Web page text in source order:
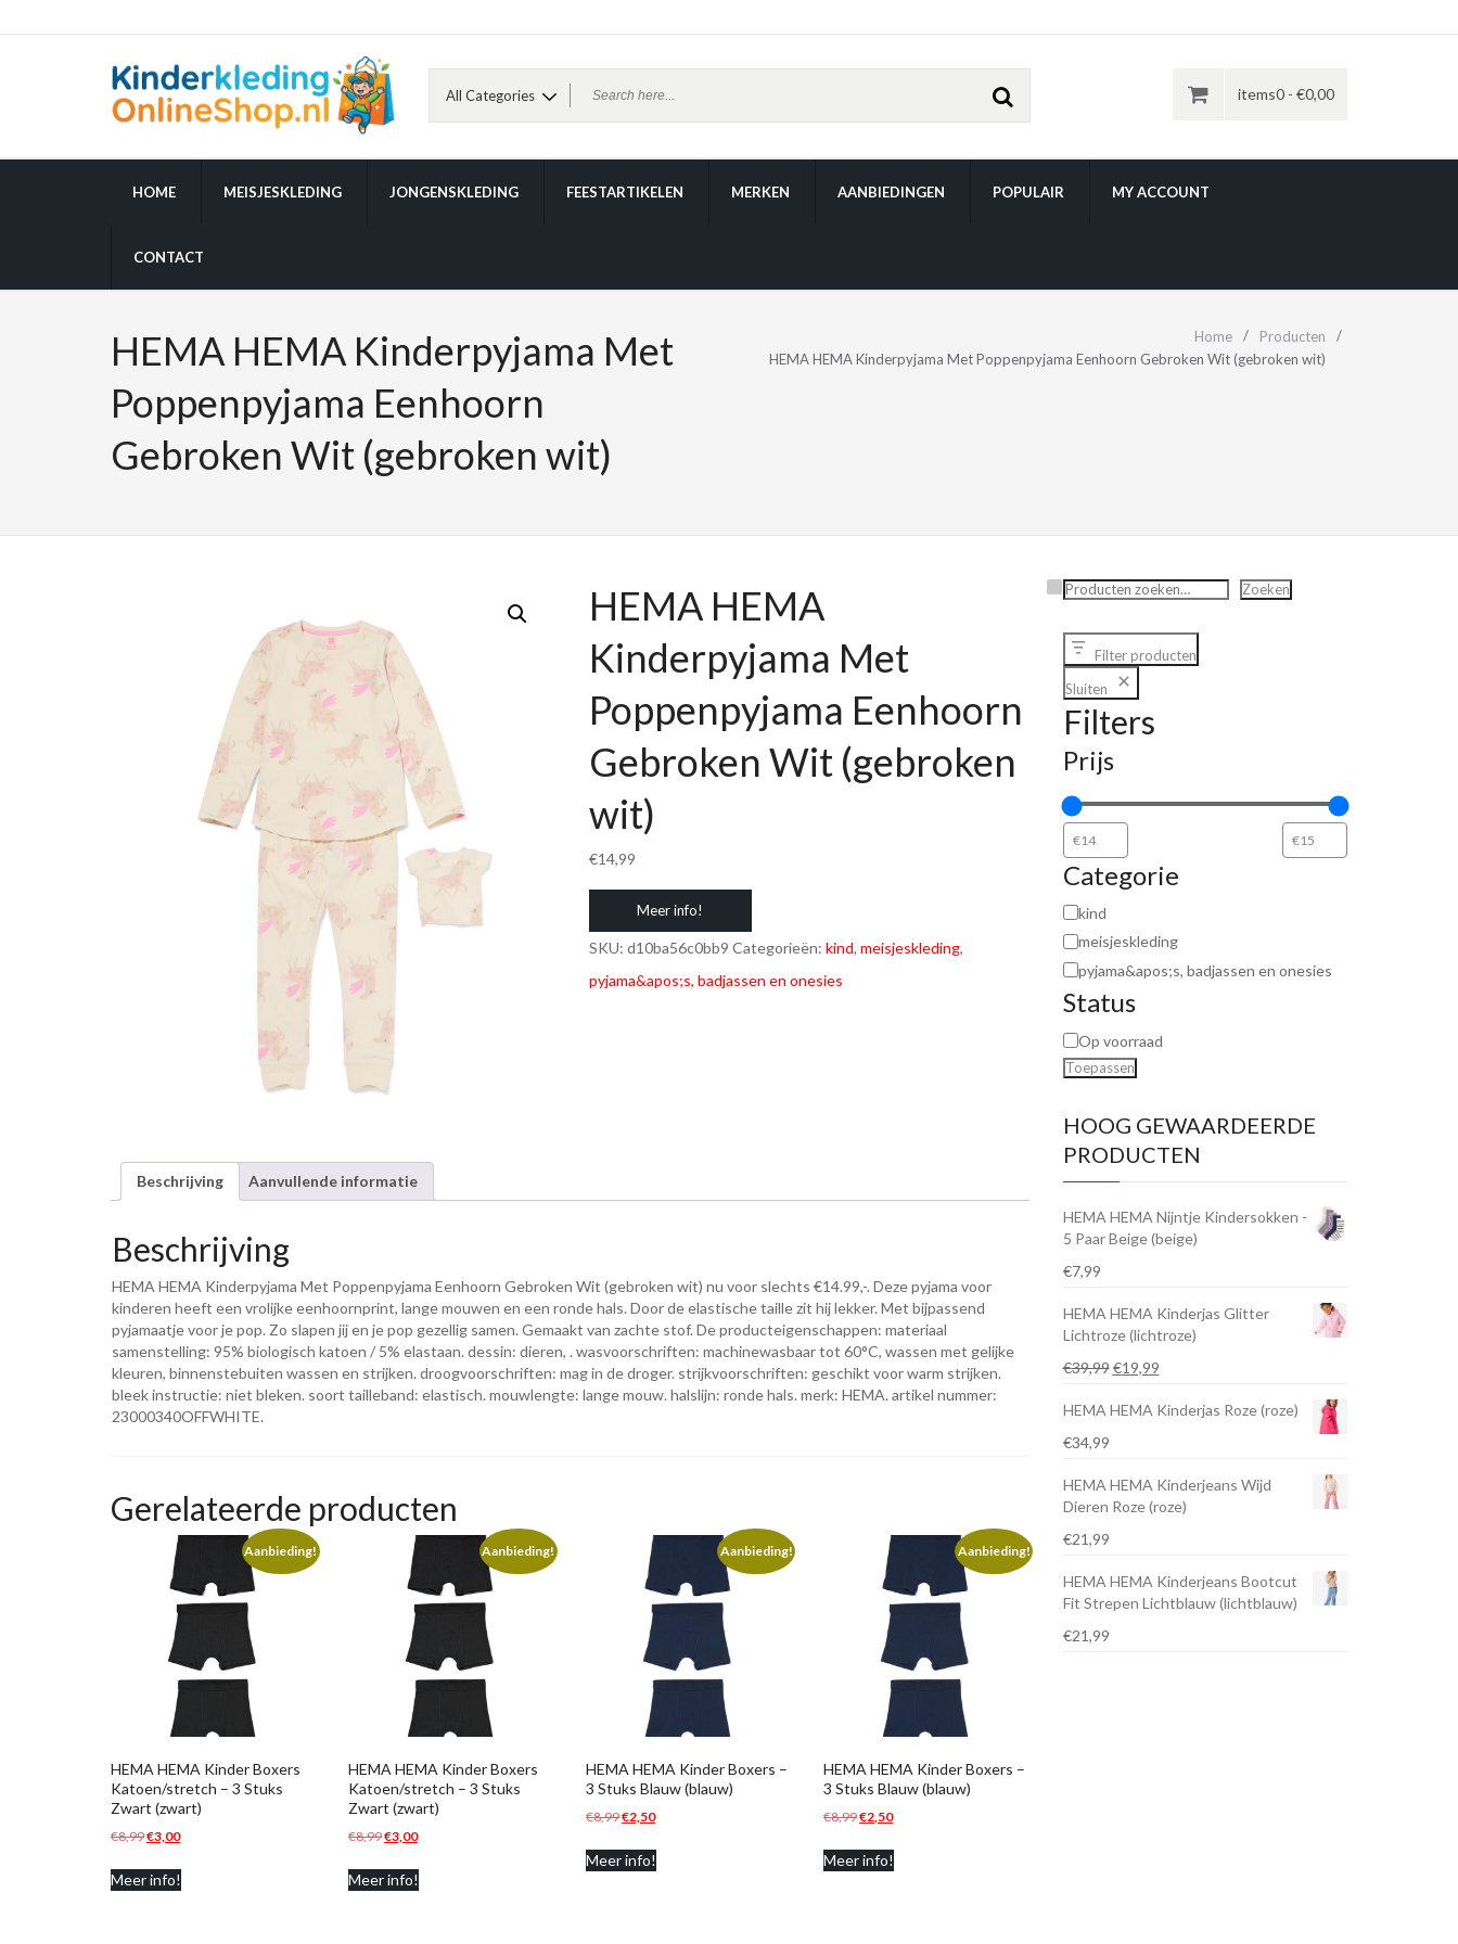
items0 - €0,00
HOME MEISJESKLEDING JONGENSKLEDING FEESTARTIKELEN MERKEN AANBIEDINGEN POPULAIR MY ACCOUNT
CONTACT
HEMA HEMA Kinderpyjama Met
Poppenpyjama Eenhoorn
Gebroken Wit (gebroken wit)
Home
Producten
HEMA HEMA Kinderpyjama Met Poppenpyjama Eenhoorn Gebroken Wit (gebroken wit)
HEMA HEMA
Kinderpyjama Met
Poppenpyjama Eenhoorn
Gebroken Wit (gebroken
wit)
€14,99
Meer info!
SKU: d10ba56c0bb9 Categorieën: kind, meisjeskleding,
pyjama&apos;s, badjassen en onesies
Beschrijving Aanvullende informatie
Beschrijving
HEMA HEMA Kinderpyjama Met Poppenpyjama Eenhoorn Gebroken Wit (gebroken wit) nu voor slechts €14.99,-. Deze pyjama voor
kinderen heeft een vrolijke eenhoornprint, lange mouwen en een ronde hals. Door de elastische taille zit hij lekker. Met bijpassend
pyjamaatje voor je pop. Zo slapen jij en je pop gezellig samen. Gemaakt van zachte stof. De producteigenschappen: materiaal
samenstelling: 95% biologisch katoen / 5% elastaan. dessin: dieren, . wasvoorschriften: machinewasbaar tot 60°C, wassen met gelijke
kleuren, binnenstebuiten wassen en strijken. droogvoorschriften: mag in de droger. strijkvoorschriften: geschikt voor warm strijken.
bleek instructie: niet bleken. soort tailleband: elastisch. mouwlengte: lange mouw. halslijn: ronde hals. merk: HEMA. artikel nummer:
23000340OFFWHITE.
Gerelateerde producten
Aanbieding!
HEMA HEMA Kinder Boxers
Katoen/stretch – 3 Stuks
Zwart (zwart)
€8,99Oorspronkelijke
was:
€3,00Huidige
Meer info!
Aanbieding!
HEMA HEMA Kinder Boxers
Katoen/stretch – 3 Stuks
Zwart (zwart)
€8,99Oorspronkelijke
was:
€3,00Huidige
Meer info!
Aanbieding!
HEMA HEMA Kinder Boxers –
3 Stuks Blauw (blauw)
€8,99Oorspronkelijke
was:
€2,50Huidige
Meer info!
Aanbieding!
HEMA HEMA Kinder Boxers –
3 Stuks Blauw (blauw)
€8,99Oorspronkelijke
was:
€2,50Huidige
Meer info!
Zoeken Zoeken
Filter producten
Sluiten
Filters
Prijs
Categorie
kind
meisjeskleding
pyjama&apos;s, badjassen en onesies
Status
Op voorraad
Toepassen
HOOG GEWAARDEERDE
PRODUCTEN
HEMA HEMA Nijntje Kindersokken -
5 Paar Beige (beige)
€7,99
HEMA HEMA Kinderjas Glitter
Lichtroze (lichtroze)
€39,99 Oorspronkelijke
was:
€19,99Huidige
is:
HEMA HEMA Kinderjas Roze (roze)
€34,99
HEMA HEMA Kinderjeans Wijd
Dieren Roze (roze)
€21,99
HEMA HEMA Kinderjeans Bootcut
Fit Strepen Lichtblauw (lichtblauw)
€21,99